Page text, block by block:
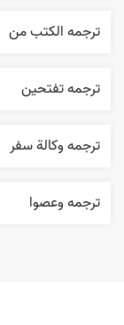
ترجمه الکتب من
ترجمه تفتحين
ترجمه وکالة سفر
ترجمه وعصوا